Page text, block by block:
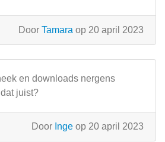
Door Tamara op 20 april 2023
en downloads nergens
juist?
Door Inge op 20 april 2023